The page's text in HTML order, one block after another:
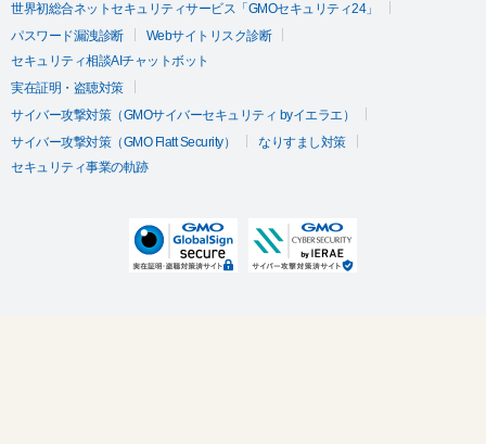
世界初総合ネットセキュリティサービス「GMOセキュリティ24」
パスワード漏洩診断
Webサイトリスク診断
セキュリティ相談AIチャットボット
実在証明・盗聴対策
サイバー攻撃対策（GMOサイバーセキュリティ byイエラエ）
サイバー攻撃対策（GMO Flatt Security）
なりすまし対策
セキュリティ事業の軌跡